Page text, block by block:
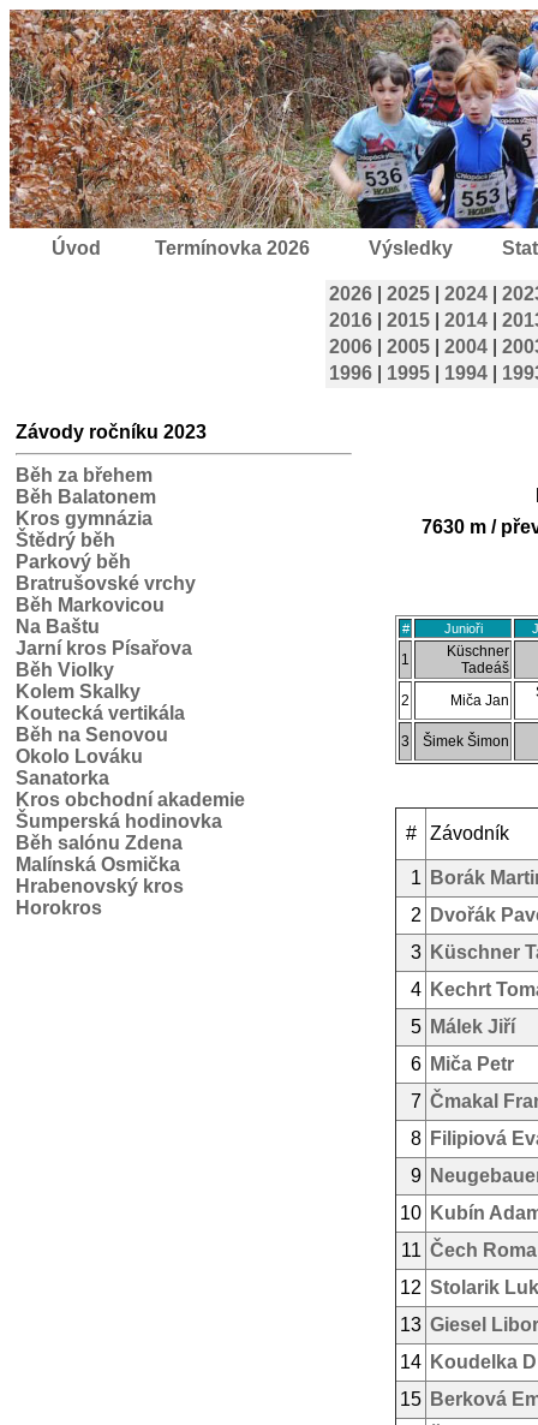
Úvod Termínovka 2026 Výsledky
2026 2025 2024
2016
2015 2014
2006
2005 2004
1996
1995 1994
Závody ročníku 2023
Běh za břehem
Běh Balatonem
Kros gymnázia
Štědrý běh
Parkový běh
Bratrušovské vrchy
Běh Markovicou
Na Baštu
Jarní kros Písařova
Běh Violky
Kolem Skalky
Koutecká vertikála
Běh na Senovou
Okolo Lováku
Sanatorka
Kros obchodní akademie
Šumperská hodinovka
Běh salónu Zdena
Malínská Osmička
Hrabenovský kros
Horokros
7630 m /
# Junioři
1
Küschner
Tadeáš
2
Miča Jan
3 Šimek Šimon
# Závodník
1
Borák
2
Dvořák
3 Küschner
4 Kechrt
5 Málek Jiří
6 Miča Petr
7 Čmakal
8 Filipiová
9
10 Kubín
11 Čech
12 Stolarik
13 Giesel Libor
14 Koudelka
15 Berková